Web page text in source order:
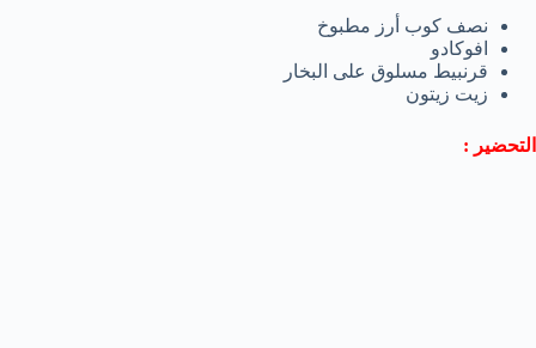
نصف كوب أرز مطبوخ
افوكادو
قرنبیط مسلوق على البخار
زیت زیتون
التحضير :